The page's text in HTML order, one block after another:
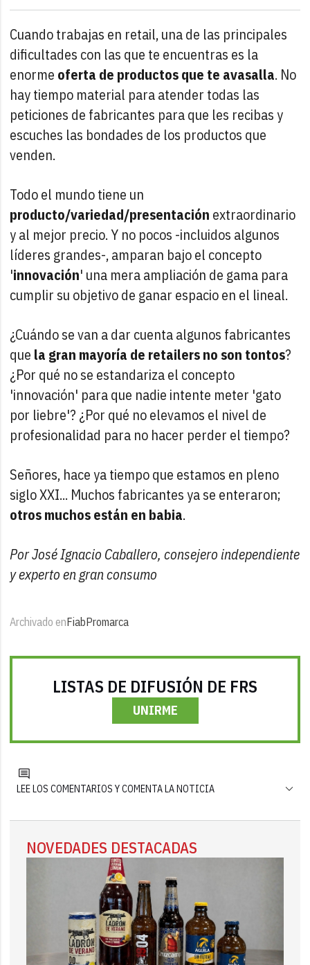
Cuando trabajas en retail, una de las principales
dificultades con las que te encuentras es la
enorme oferta de productos que te avasalla. No
hay tiempo material para atender todas las
peticiones de fabricantes para que les recibas y
escuches las bondades de los productos que
venden.
Todo el mundo tiene un
producto/variedad/presentación extraordinario
y al mejor precio. Y no pocos -incluidos algunos
líderes grandes-, amparan bajo el concepto
'innovación' una mera ampliación de gama para
cumplir su objetivo de ganar espacio en el lineal.
¿Cuándo se van a dar cuenta algunos fabricantes
que la gran mayoría de retailers no son tontos?
¿Por qué no se estandariza el concepto
'innovación' para que nadie intente meter 'gato
por liebre'? ¿Por qué no elevamos el nivel de
profesionalidad para no hacer perder el tiempo?
Señores, hace ya tiempo que estamos en pleno
siglo XXI... Muchos fabricantes ya se enteraron;
otros muchos están en babia.
Por José Ignacio Caballero, consejero independiente
y experto en gran consumo
Archivado enFiabPromarca
LISTAS DE DIFUSIÓN DE FRS
UNIRME
LEE LOS COMENTARIOS Y COMENTA LA NOTICIA
NOVEDADES DESTACADAS